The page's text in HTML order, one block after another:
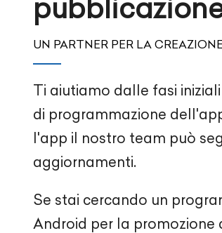
UN PARTNER PER LA
Ti aiutiamo dalle fasi
di programmazione
l'app il nostro team può
aggiornamenti.
Se stai cercando un
Android per la promozione